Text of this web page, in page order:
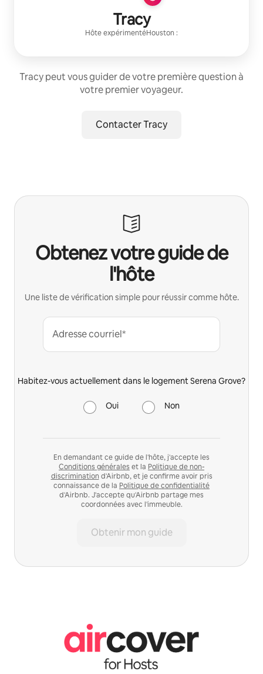
Tracy
Hôte expérimentéHouston :
Tracy peut vous guider de votre première question à
votre premier voyageur.
Contacter Tracy
Obtenez votre guide de
l'hôte
Une liste de vérification simple pour réussir comme hôte.
Adresse courriel*
Habitez-vous actuellement dans le logement Serena Grove?
Oui Non
En demandant ce guide de l'hôte, j'accepte les
Conditions générales et la Politique de non-
discrimination d'Airbnb, et je confirme avoir pris
connaissance de la Politique de confidentialité
d'Airbnb. J'accepte qu'Airbnb partage mes
coordonnées avec l'immeuble.
Obtenir mon guide